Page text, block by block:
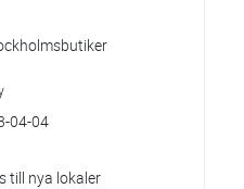
04-04
till nya lokaler